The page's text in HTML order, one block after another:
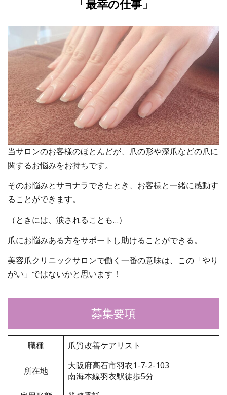
「最幸の仕事」
当サロンのお客様のほとんどが、爪の形や深爪などの爪に
関するお悩みをお持ちです。
そのお悩みとサヨナラできたとき、お客様と一緒に感動す
ることができます。
（ときには、涙されることも…）
爪にお悩みある方をサポートし助けることができる。
美容爪クリニックサロンで働く一番の意味は、この「やり
がい」ではないかと思います！
募集要項
職種 爪質改善ケアリスト
所在地
大阪府高石市羽衣1-7-2-103
南海本線羽衣駅徒歩5分